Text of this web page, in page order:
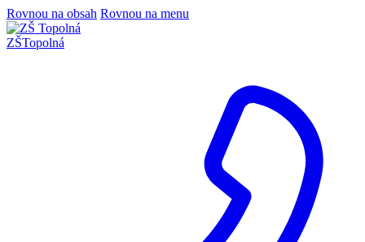
Rovnou na obsah Rovnou na menu
ZŠTopolná